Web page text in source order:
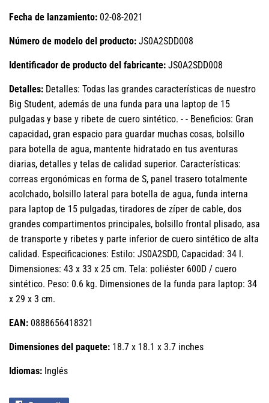
Fecha de lanzamiento: 02-08-2021
Número de modelo del producto: JS0A2SDD008
Identificador de producto del fabricante: JS0A2SDD008
Detalles: Detalles: Todas las grandes características de nuestro
Big Student, además de una funda para una laptop de 15
pulgadas y base y ribete de cuero sintético. - - Beneficios: Gran
capacidad, gran espacio para guardar muchas cosas, bolsillo
para botella de agua, mantente hidratado en tus aventuras
diarias, detalles y telas de calidad superior. Características:
correas ergonómicas en forma de S, panel trasero totalmente
acolchado, bolsillo lateral para botella de agua, funda interna
para laptop de 15 pulgadas, tiradores de zíper de cable, dos
grandes compartimentos principales, bolsillo frontal plisado, asa
de transporte y ribetes y parte inferior de cuero sintético de alta
calidad. Especificaciones: Estilo: JS0A2SDD, Capacidad: 34 l.
Dimensiones: 43 x 33 x 25 cm. Tela: poliéster 600D / cuero
sintético. Peso: 0.6 kg. Dimensiones de la funda para laptop: 34
x 29 x 3 cm.
EAN: 0888656418321
Dimensiones del paquete: 18.7 x 18.1 x 3.7 inches
Idiomas: Inglés